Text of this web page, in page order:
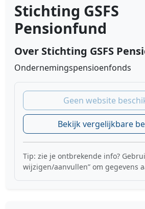
Stichting GSFS
Pensionfund
Over Stichting GSFS
Ondernemingspensioenfonds
Geen website
Bekijk vergelijkbare
Tip: zie je ontbrekende info?
wijzigen/aanvullen” om gegevens